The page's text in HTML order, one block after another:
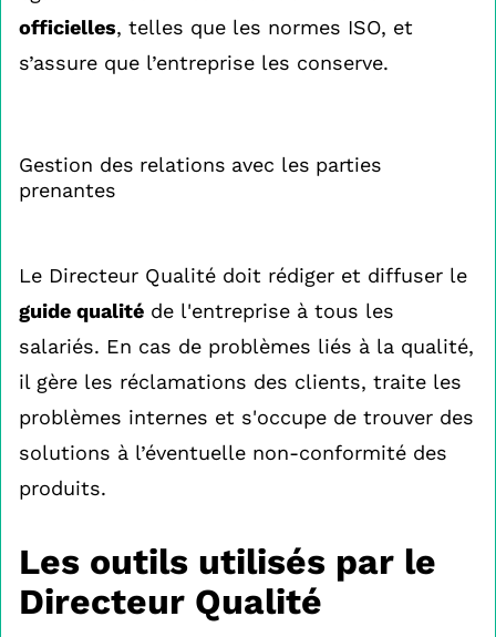
officielles, telles que les normes ISO, et
s’assure que l’entreprise les conserve.
Gestion des relations avec les parties
prenantes
Le Directeur Qualité doit rédiger et diffuser le
guide qualité de l'entreprise à tous les
salariés. En cas de problèmes liés à la qualité,
il gère les réclamations des clients, traite les
problèmes internes et s'occupe de trouver des
solutions à l’éventuelle non-conformité des
produits.
Les outils utilisés par le
Directeur Qualité